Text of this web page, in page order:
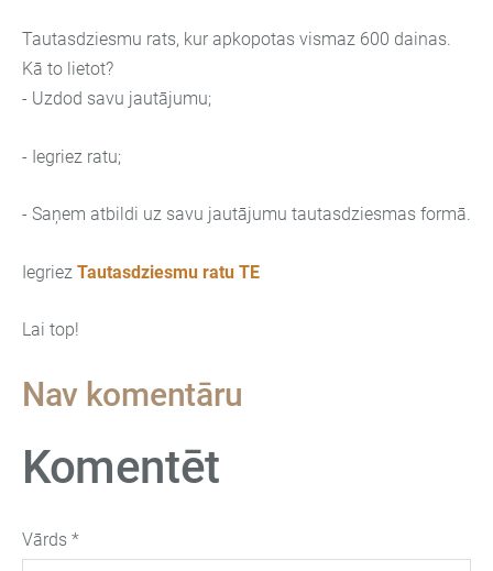
Tautasdziesmu rats, kur apkopotas vismaz 600 dainas.
Kā to lietot?
- Uzdod savu jautājumu;
- Iegriez ratu;
- Saņem atbildi uz savu jautājumu tautasdziesmas formā.
Iegriez Tautasdziesmu ratu TE
Lai top!
Nav komentāru
Komentēt
Vārds *